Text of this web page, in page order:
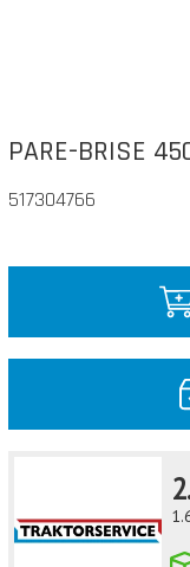
PARE-BRISE
517304766